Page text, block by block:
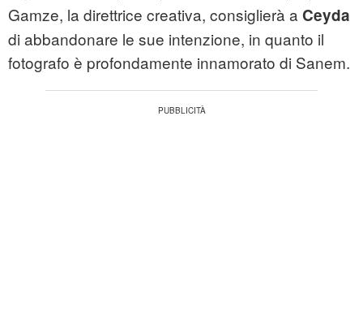
Gamze, la direttrice creativa, consiglierà a Ceyda
di abbandonare le sue intenzione, in quanto il
fotografo è profondamente innamorato di Sanem.